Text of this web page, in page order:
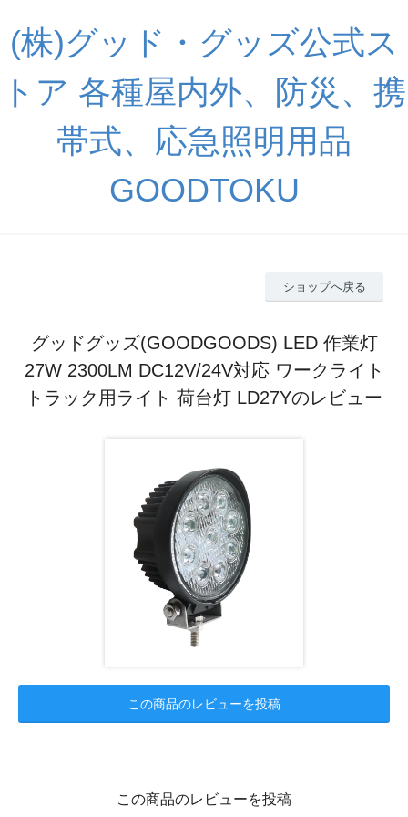
(株)グッド・グッズ公式ス
トア 各種屋内外、防災、携
帯式、応急照明用品
GOODTOKU
ショップへ戻る
グッドグッズ(GOODGOODS) LED 作業灯
27W 2300LM DC12V/24V対応 ワークライト
トラック用ライト 荷台灯 LD27Yのレビュー
この商品のレビューを投稿
この商品のレビューを投稿